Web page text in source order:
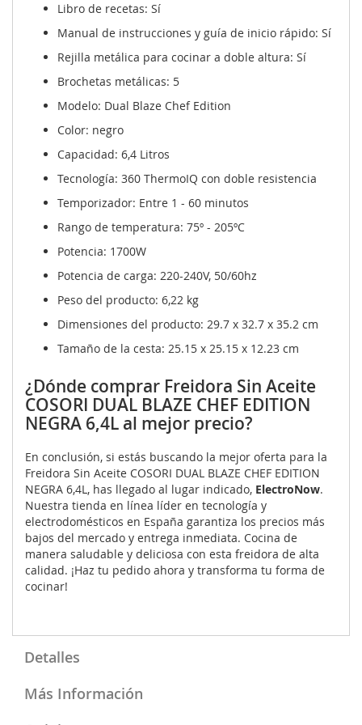
Libro de recetas: Sí
Manual de instrucciones y guía de inicio rápido: Sí
Rejilla metálica para cocinar a doble altura: Sí
Brochetas metálicas: 5
Modelo: Dual Blaze Chef Edition
Color: negro
Capacidad: 6,4 Litros
Tecnología: 360 ThermoIQ con doble resistencia
Temporizador: Entre 1 - 60 minutos
Rango de temperatura: 75º - 205ºC
Potencia: 1700W
Potencia de carga: 220-240V, 50/60hz
Peso del producto: 6,22 kg
Dimensiones del producto: 29.7 x 32.7 x 35.2 cm
Tamaño de la cesta: 25.15 x 25.15 x 12.23 cm
¿Dónde comprar Freidora Sin Aceite
COSORI DUAL BLAZE CHEF EDITION
NEGRA 6,4L al mejor precio?
En conclusión, si estás buscando la mejor oferta para la
Freidora Sin Aceite COSORI DUAL BLAZE CHEF EDITION
NEGRA 6,4L, has llegado al lugar indicado, ElectroNow.
Nuestra tienda en línea líder en tecnología y
electrodomésticos en España garantiza los precios más
bajos del mercado y entrega inmediata. Cocina de
manera saludable y deliciosa con esta freidora de alta
calidad. ¡Haz tu pedido ahora y transforma tu forma de
cocinar!
Detalles
Más Información